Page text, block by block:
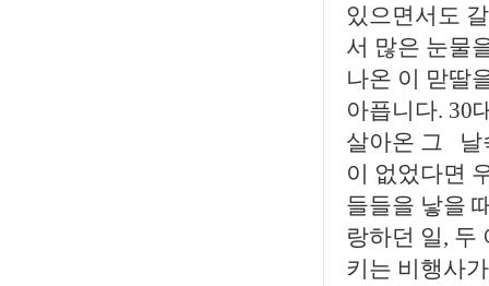
있으면서도
서 많은 눈물
나온 이 맏딸
아픕니다. 30
살아온 그 날
이 없었다면
들들을 낳을
랑하던 일, 두
키는 비행사